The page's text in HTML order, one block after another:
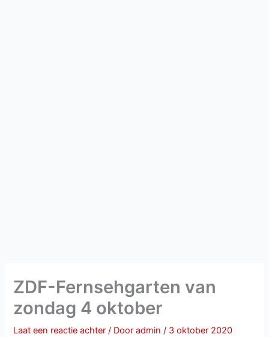
ZDF-Fernsehgarten van
zondag 4 oktober
Laat een reactie achter / Dooradmin/ 3 oktober 2020